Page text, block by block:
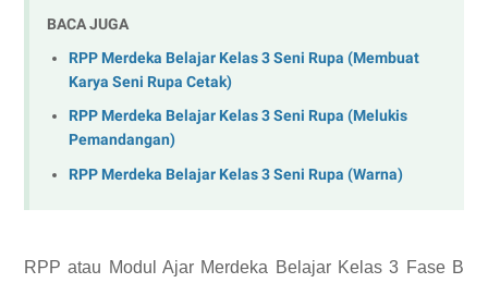
BACA JUGA
RPP Merdeka Belajar Kelas 3 Seni Rupa (Membuat
Karya Seni Rupa Cetak)
RPP Merdeka Belajar Kelas 3 Seni Rupa (Melukis
Pemandangan)
RPP Merdeka Belajar Kelas 3 Seni Rupa (Warna)
RPP atau Modul Ajar Merdeka Belajar Kelas 3 Fase B